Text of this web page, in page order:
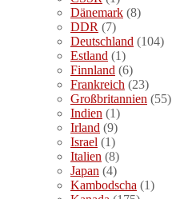
Dänemark (8)
DDR (7)
Deutschland (104)
Estland (1)
Finnland (6)
Frankreich (23)
Großbritannien (55)
Indien (1)
Irland (9)
Israel (1)
Italien (8)
Japan (4)
Kambodscha (1)